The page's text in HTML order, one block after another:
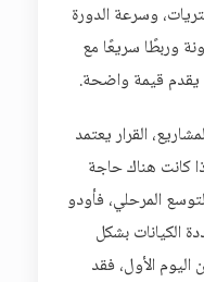
وسرعة الدورة
وربطًا سريعًا مع
يقدم قيمة واضحة.
القرار يعتمد
كانت هناك حاجة
المرحلي، فأودو
الكيانات بشكل
الأول، فقد